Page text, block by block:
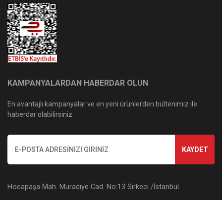
KAMPANYALARDAN HABERDAR OLUN
En avantajlı kampanyalar ve en yeni ürünlerden bültenimiz ile
haberdar olabilirsiniz.
KAYDET
Hocapaşa Mah. Muradiye Cad. No:13 Sirkeci /İstanbul